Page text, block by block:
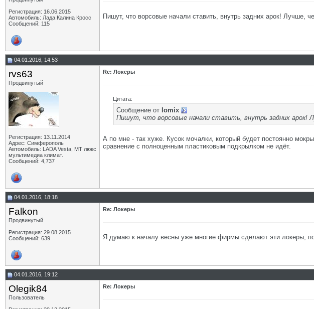
Регистрация: 16.06.2015
Автомобиль: Лада Калина Кросс
Сообщений: 115
Пишут, что ворсовые начали ставить, внутрь задних арок! Лучше,
04.01.2016, 14:53
rvs63
Продвинутый
Регистрация: 13.11.2014
Адрес: Симферополь
Автомобиль: LADA Vesta, МТ люкс
мультимедиа климат.
Сообщений: 4,737
Re: Локеры
Цитата:
Сообщение от lomix
Пишут, что ворсовые начали ставить, внутрь задних арок!
А по мне - так хуже. Кусок мочалки, который будет постоянно
сравнение с полноценным пластиковым подкрылком не идёт.
04.01.2016, 18:18
Falkon
Продвинутый
Регистрация: 29.08.2015
Сообщений: 639
Re: Локеры
Я думаю к началу весны уже многие фирмы сделают эти локеры,
04.01.2016, 19:12
Olegik84
Пользователь
Re: Локеры